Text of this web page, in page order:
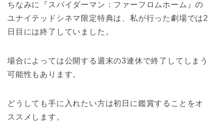
ちなみに『スパイダーマン：ファーフロムホーム』の
ユナイテッドシネマ限定特典は、私が行った劇場では2
日目には終了していました。
場合によっては公開する週末の3連休で終了してしまう
可能性もあります。
どうしても手に入れたい方は初日に鑑賞することをオ
ススメします。